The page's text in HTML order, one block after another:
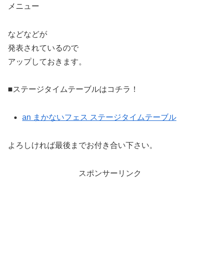
メニュー
などなどが
発表されているので
アップしておきます。
■ステージタイムテーブルはコチラ！
an まかないフェス ステージタイムテーブル
よろしければ最後までお付き合い下さい。
スポンサーリンク